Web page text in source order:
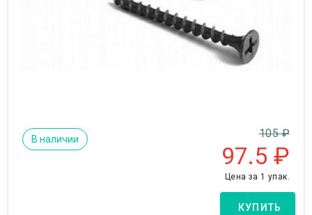
В наличии 105 ₽
97.5 ₽
Цена за 1 упак.
КУПИТЬ